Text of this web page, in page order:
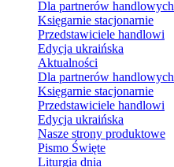
Dla partnerów handlowych
Księgarnie stacjonarnie
Przedstawiciele handlowi
Edycja ukraińska
Aktualności
Dla partnerów handlowych
Księgarnie stacjonarnie
Przedstawiciele handlowi
Edycja ukraińska
Nasze strony produktowe
Pismo Święte
Liturgia dnia